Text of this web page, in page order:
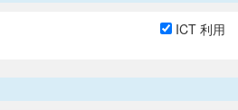
ICT 利用